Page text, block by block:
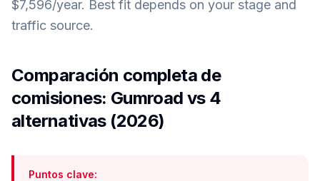
$7,596/year. Best fit depends on your stage and
traffic source.
Comparación completa de
comisiones: Gumroad vs 4
alternativas (2026)
Puntos clave: